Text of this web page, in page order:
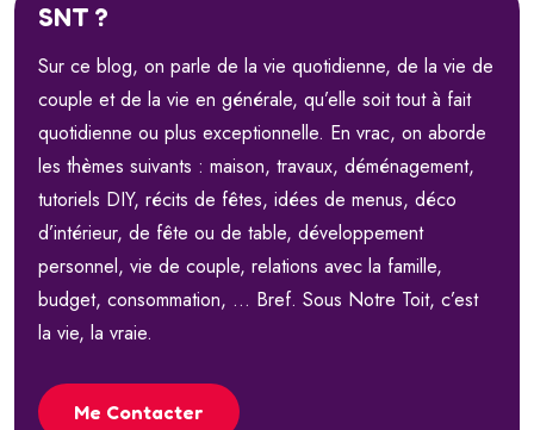
SNT ?
Sur ce blog, on parle de la vie quotidienne, de la vie de
couple et de la vie en générale, qu’elle soit tout à fait
quotidienne ou plus exceptionnelle. En vrac, on aborde
les thèmes suivants : maison, travaux, déménagement,
tutoriels DIY, récits de fêtes, idées de menus, déco
d’intérieur, de fête ou de table, développement
personnel, vie de couple, relations avec la famille,
budget, consommation, … Bref. Sous Notre Toit, c’est
la vie, la vraie.
Me Contacter